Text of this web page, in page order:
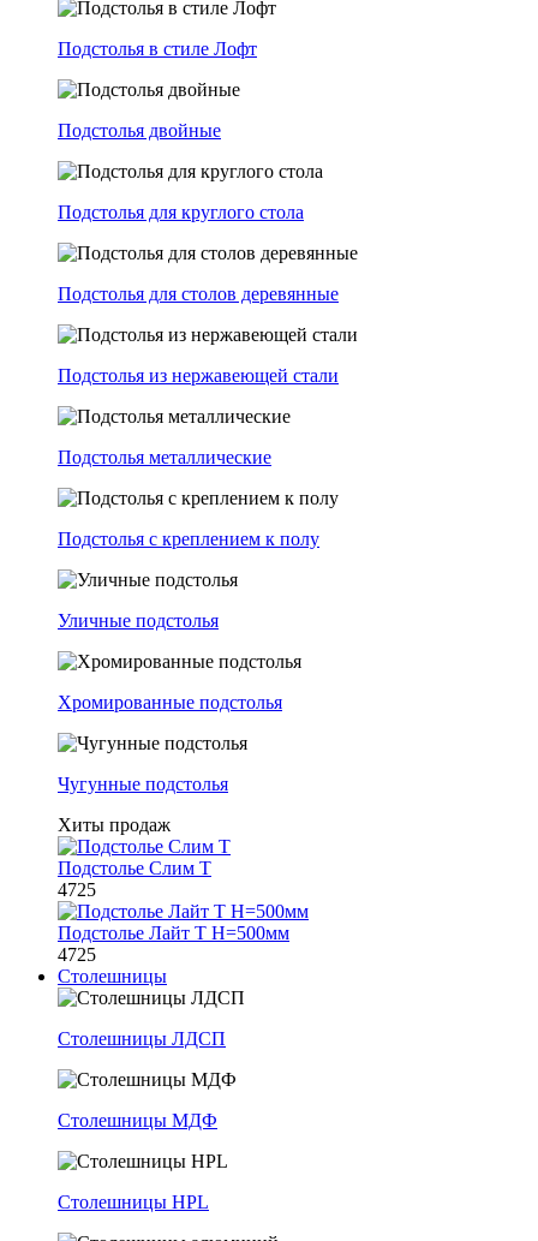
Подстолья в стиле Лофт
Подстолья двойные
Подстолья для круглого стола
Подстолья для столов деревянные
Подстолья из нержавеющей стали
Подстолья металлические
Подстолья с креплением к полу
Уличные подстолья
Хромированные подстолья
Чугунные подстолья
Хиты продаж
Подстолье Слим Т
4725
Подстолье Лайт Т H=500мм
4725
Столешницы
Столешницы ЛДСП
Столешницы МДФ
Столешницы HPL